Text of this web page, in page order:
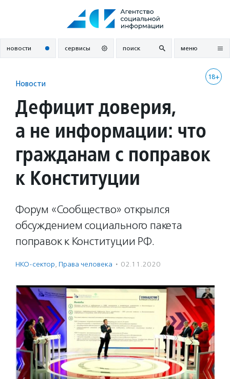
новости сервисы поиск меню
18+
Новости
Дефицит доверия,
а не информации: что
гражданам с поправок
к Конституции
Форум «Сообщество» открылся
обсуждением социального пакета
поправок к Конституции РФ.
НКО-сектор, Права человека · 02.11.2020